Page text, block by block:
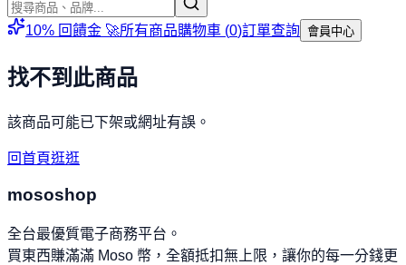
10% 回饋金 🚀所有商品購物車 (0)訂單查詢 會員中心
找不到此商品
該商品可能已下架或網址有誤。
回首頁逛逛
mososhop
全台最優質電子商務平台。
買東西賺滿滿 Moso 幣，全額抵扣無上限，讓你的每一分錢更